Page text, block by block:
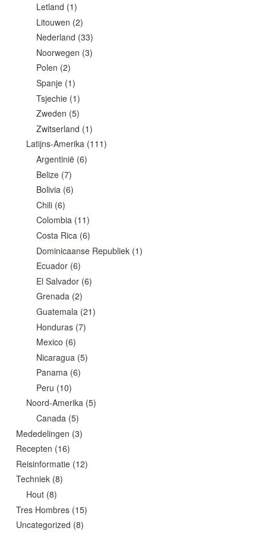
Letland (1)
Litouwen (2)
Nederland (33)
Noorwegen (3)
Polen (2)
Spanje (1)
Tsjechie (1)
Zweden (5)
Zwitserland (1)
Latijns-Amerika (111)
Argentinië (6)
Belize (7)
Bolivia (6)
Chili (6)
Colombia (11)
Costa Rica (6)
Dominicaanse Republiek (1)
Ecuador (6)
El Salvador (6)
Grenada (2)
Guatemala (21)
Honduras (7)
Mexico (6)
Nicaragua (5)
Panama (6)
Peru (10)
Noord-Amerika (5)
Canada (5)
Mededelingen (3)
Recepten (16)
Reisinformatie (12)
Techniek (8)
Hout (8)
Tres Hombres (15)
Uncategorized (8)